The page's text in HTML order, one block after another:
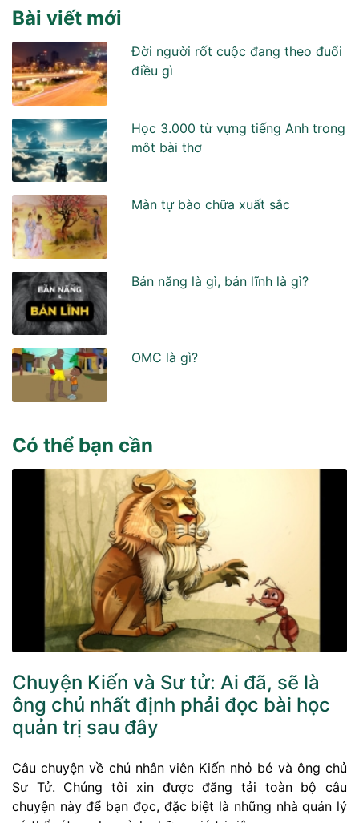
Bài viết mới
Đời người rốt cuộc đang theo đuổi
điều gì
Học 3.000 từ vựng tiếng Anh trong
môt bài thơ
Màn tự bào chữa xuất sắc
Bản năng là gì, bản lĩnh là gì?
OMC là gì?
Có thể bạn cần
Chuyện Kiến và Sư tử: Ai đã, sẽ là
ông chủ nhất định phải đọc bài học
quản trị sau đây
Câu chuyện về chú nhân viên Kiến nhỏ bé và ông chủ
Sư Tử. Chúng tôi xin được đăng tải toàn bộ câu
chuyện này để bạn đọc, đặc biệt là những nhà quản lý